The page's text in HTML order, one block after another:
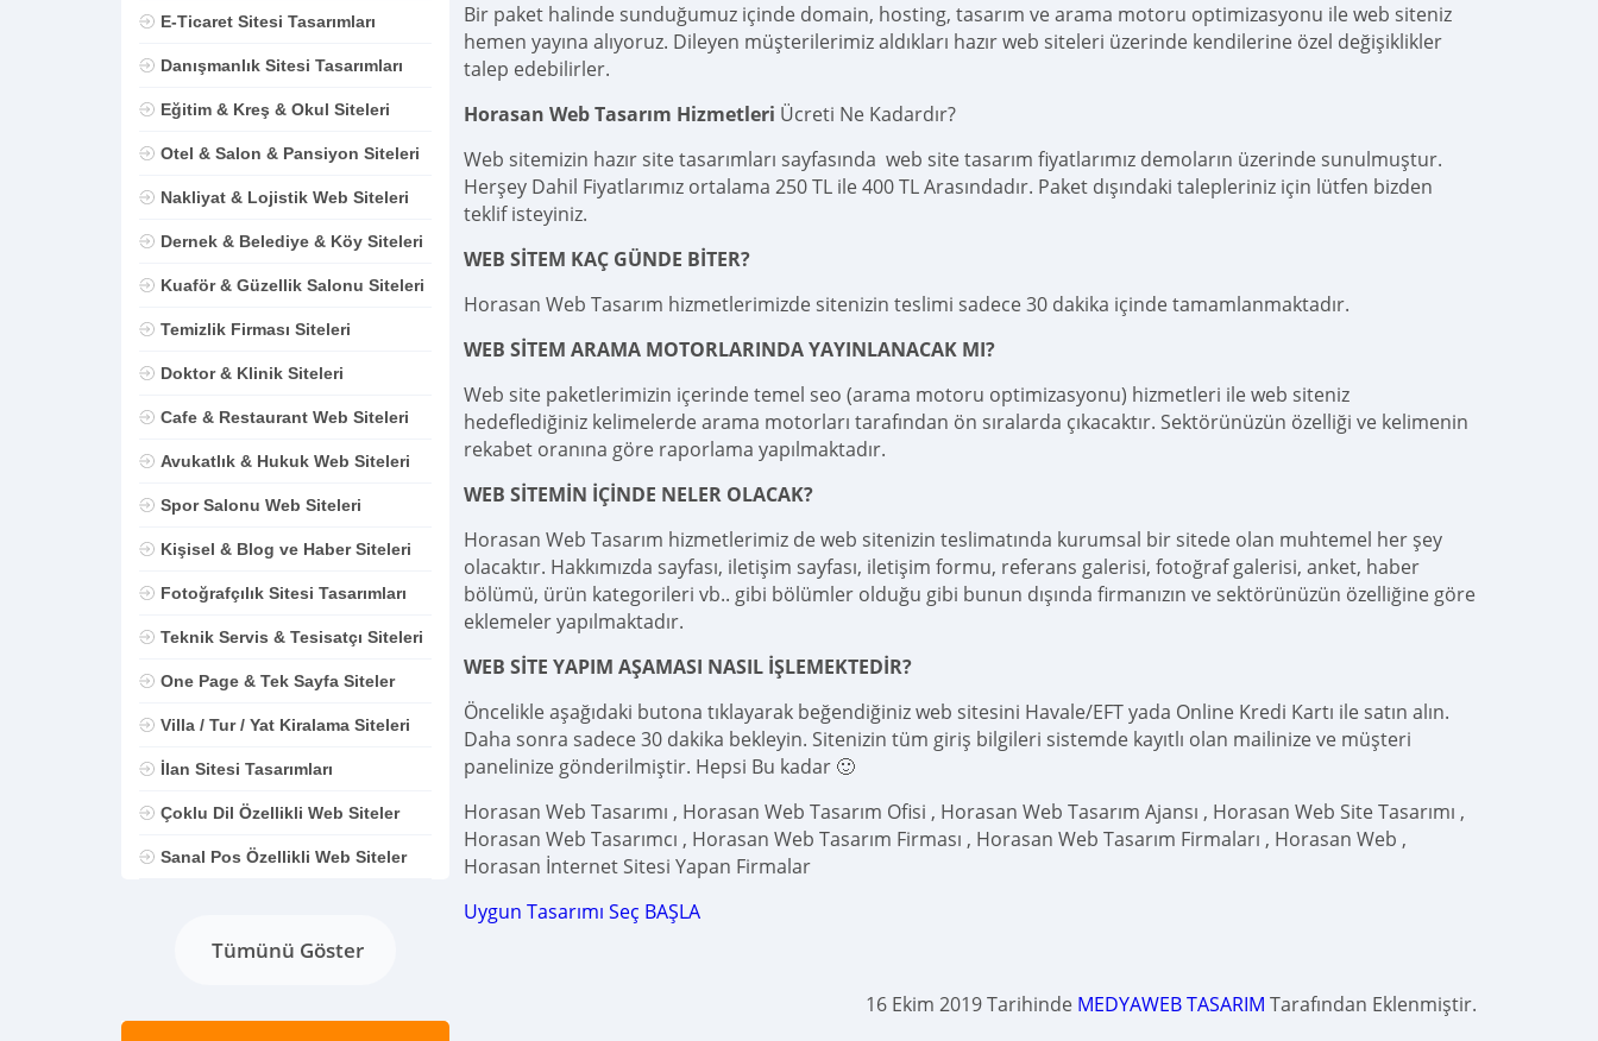
E-Ticaret Sitesi Tasarımları
Danışmanlık Sitesi Tasarımları
Eğitim & Kreş & Okul Siteleri
Otel & Salon & Pansiyon Siteleri
Nakliyat & Lojistik Web Siteleri
Dernek & Belediye & Köy Siteleri
Kuaför & Güzellik Salonu Siteleri
Temizlik Firması Siteleri
Doktor & Klinik Siteleri
Cafe & Restaurant Web Siteleri
Avukatlık & Hukuk Web Siteleri
Spor Salonu Web Siteleri
Kişisel & Blog ve Haber Siteleri
Fotoğrafçılık Sitesi Tasarımları
Teknik Servis & Tesisatçı Siteleri
One Page & Tek Sayfa Siteler
Villa / Tur / Yat Kiralama Siteleri
İlan Sitesi Tasarımları
Çoklu Dil Özellikli Web Siteler
Sanal Pos Özellikli Web Siteler
Tümünü Göster
Bir paket halinde sunduğumuz içinde domain, hosting, tasarım ve arama motoru optimizasyonu ile web siteniz
hemen yayına alıyoruz. Dileyen müşterilerimiz aldıkları hazır web siteleri üzerinde kendilerine özel değişiklikler
talep edebilirler.
Horasan Web Tasarım Hizmetleri Ücreti Ne Kadardır?
Web sitemizin hazır site tasarımları sayfasında web site tasarım fiyatlarımız demoların üzerinde sunulmuştur.
Herşey Dahil Fiyatlarımız ortalama 250 TL ile 400 TL Arasındadır. Paket dışındaki talepleriniz için lütfen bizden
teklif isteyiniz.
WEB SİTEM KAÇ GÜNDE BİTER?
Horasan Web Tasarım hizmetlerimizde sitenizin teslimi sadece 30 dakika içinde tamamlanmaktadır.
WEB SİTEM ARAMA MOTORLARINDA YAYINLANACAK MI?
Web site paketlerimizin içerinde temel seo (arama motoru optimizasyonu) hizmetleri ile web siteniz
hedeflediğiniz kelimelerde arama motorları tarafından ön sıralarda çıkacaktır. Sektörünüzün özelliği ve kelimenin
rekabet oranına göre raporlama yapılmaktadır.
WEB SİTEMİN İÇİNDE NELER OLACAK?
Horasan Web Tasarım hizmetlerimiz de web sitenizin teslimatında kurumsal bir sitede olan muhtemel her şey
olacaktır. Hakkımızda sayfası, iletişim sayfası, iletişim formu, referans galerisi, fotoğraf galerisi, anket, haber
bölümü, ürün kategorileri vb.. gibi bölümler olduğu gibi bunun dışında firmanızın ve sektörünüzün özelliğine göre
eklemeler yapılmaktadır.
WEB SİTE YAPIM AŞAMASI NASIL İŞLEMEKTEDİR?
Öncelikle aşağıdaki butona tıklayarak beğendiğiniz web sitesini Havale/EFT yada Online Kredi Kartı ile satın alın.
Daha sonra sadece 30 dakika bekleyin. Sitenizin tüm giriş bilgileri sistemde kayıtlı olan mailinize ve müşteri
panelinize gönderilmiştir. Hepsi Bu kadar 🙂
Horasan Web Tasarımı , Horasan Web Tasarım Ofisi , Horasan Web Tasarım Ajansı , Horasan Web Site Tasarımı ,
Horasan Web Tasarımcı , Horasan Web Tasarım Firması , Horasan Web Tasarım Firmaları , Horasan Web ,
Horasan İnternet Sitesi Yapan Firmalar
Uygun Tasarımı Seç BAŞLA
16 Ekim 2019 Tarihinde MEDYAWEB TASARIM Tarafından Eklenmiştir.